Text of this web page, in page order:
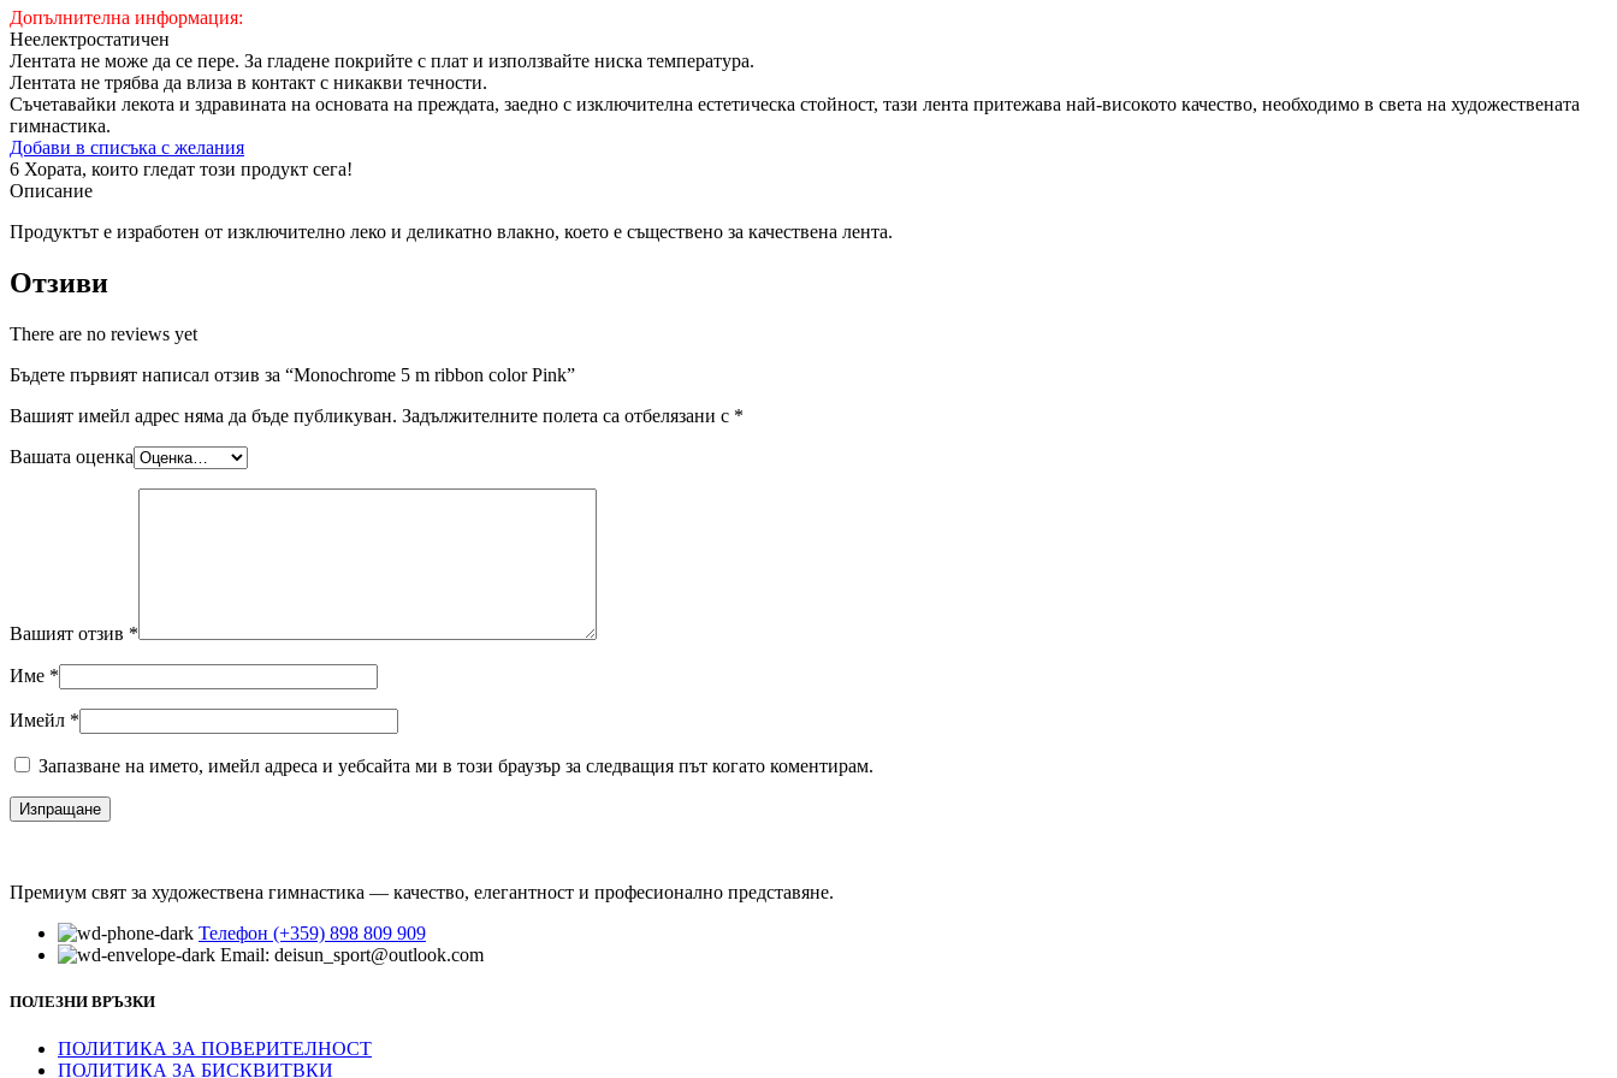
Допълнителна информация:
Неелектростатичен
Лентата не може да се пере. За гладене покрийте с плат и използвайте ниска температура.
Лентата не трябва да влиза в контакт с никакви течности.
Съчетавайки лекота и здравината на основата на преждата, заедно с изключителна естетическа стойност, тази лента притежава най-високото качество, необходимо в света на художествената
гимнастика.
Добави в списъка с желания
6 Хората, които гледат този продукт сега!
Описание
Продуктът е изработен от изключително леко и деликатно влакно, което е съществено за качествена лента.
Отзиви
There are no reviews yet
Бъдете първият написал отзив за “Monochrome 5 m ribbon color Pink”
Вашият имейл адрес няма да бъде публикуван. Задължителните полета са отбелязани с *
Вашата оценка
Вашият отзив *
Име *
Имейл *
Запазване на името, имейл адреса и уебсайта ми в този браузър за следващия път когато коментирам.
Премиум свят за художествена гимнастика — качество, елегантност и професионално представяне.
Телефон (+359) 898 809 909
Email: deisun_sport@outlook.com
ПОЛЕЗНИ ВРЪЗКИ
ПОЛИТИКА ЗА ПОВЕРИТЕЛНОСТ
ПОЛИТИКА ЗА БИСКВИТВКИ